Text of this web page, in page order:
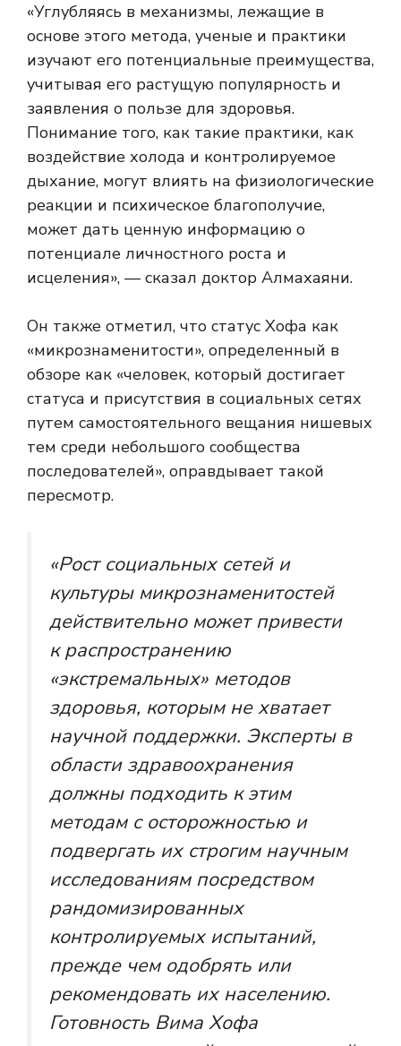
«Углубляясь в механизмы, лежащие в
основе этого метода, ученые и практики
изучают его потенциальные преимущества,
учитывая его растущую популярность и
заявления о пользе для здоровья.
Понимание того, как такие практики, как
воздействие холода и контролируемое
дыхание, могут влиять на физиологические
реакции и психическое благополучие,
может дать ценную информацию о
потенциале личностного роста и
исцеления», — сказал доктор Алмахаяни.
Он также отметил, что статус Хофа как
«микрознаменитости», определенный в
обзоре как «человек, который достигает
статуса и присутствия в социальных сетях
путем самостоятельного вещания нишевых
тем среди небольшого сообщества
последователей», оправдывает такой
пересмотр.
«Рост социальных сетей и
культуры микрознаменитостей
действительно может привести
к распространению
«экстремальных» методов
здоровья, которым не хватает
научной поддержки. Эксперты в
области здравоохранения
должны подходить к этим
методам с осторожностью и
подвергать их строгим научным
исследованиям посредством
рандомизированных
контролируемых испытаний,
прежде чем одобрять или
рекомендовать их населению.
Готовность Вима Хофа